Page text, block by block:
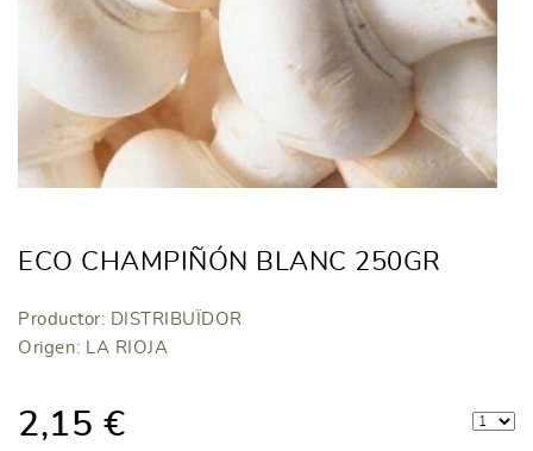
ECO CHAMPIÑÓN BLANC 250GR
Productor: DISTRIBUÏDOR
Origen: LA RIOJA
2,15 €